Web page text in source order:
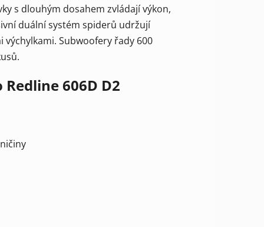
s dlouhým dosahem zvládají výkon,
duální systém spiderů udržují
Subwoofery řady 600
606D D2